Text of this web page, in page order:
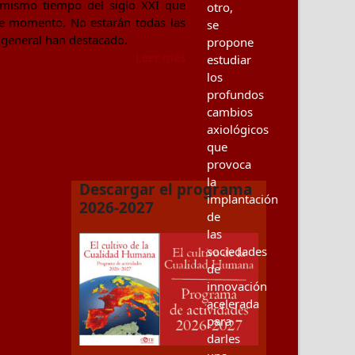
tiempo del siglo XXI que
momento. No estarán todas las
han destacado.
Descargar el programa
2026-2027
otro,
se
propone
estudiar
los
profundos
cambios
axiológicos
que
provoca
la
implantación
de
las
sociedades
de
innovación
acelerada
para
darles